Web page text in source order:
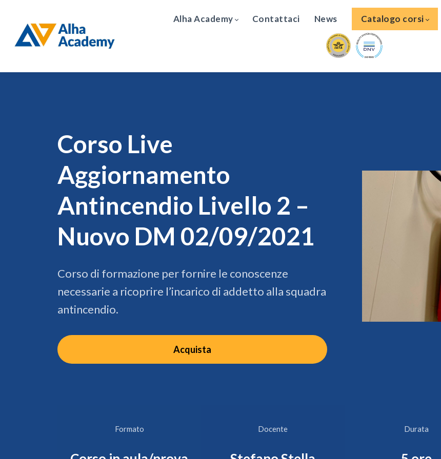
Alha Academy Contattaci News Catalogo corsi
Corso Live
Aggiornamento
Antincendio Livello 2 –
Nuovo DM 02/09/2021
Corso di formazione per fornire le conoscenze
necessarie a ricoprire l’incarico di addetto alla squadra
antincendio.
Acquista
Formato Docente Durata